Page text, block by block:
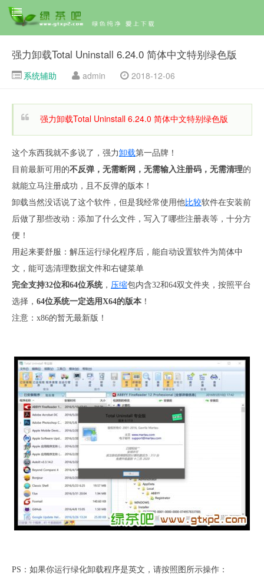
强力卸载Total Uninstall 6.24.0 简体中文特别绿色版
系统辅助 admin 2018-12-06
强力卸载Total Uninstall 6.24.0 简体中文特别绿色版
这个东西我就不多说了，强力卸载第一品牌！
目前最新可用的不反弹，无需断网，无需输入注册码，无需清理的
就能立马注册成功，且不反弹的版本！
卸载当然没话说了这个软件，但是我经常使用他比较软件在安装前
后做了那些改动：添加了什么文件，写入了哪些注册表等，十分方
便！
用起来要舒服：解压运行绿化程序后，能自动设置软件为简体中
文，能可选清理数据文件和右键菜单
完全支持32位和64位系统 ， 压缩包内含32和64双文件夹，按照平台
选择， 64位系统一定选用X64的版本 ！
注意：x86的暂无最新版！
PS：如果你运行绿化卸载程序是英文，请按照图所示操作：